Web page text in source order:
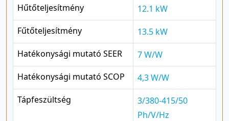
Hűtőteljesítmény
12.1 kW
Fűtőteljesítmény
13.5 kW
Hatékonysági mutató SEER
7 W/W
Hatékonysági mutató SCOP
4,3 W/W
Tápfeszültség
3/380-415/50
Ph/V/Hz